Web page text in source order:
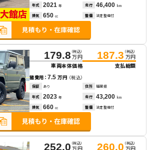
年式 2021 年 走行 46,400 km
排気 650 cc 整備 法定整備付
179.8 （税込）
万円
車両本体価格
187.3 （税込）
万円
支払総額
諸費用：7.5万円 （税込）
保証 あり 住所 福岡県
年式 2023 年 走行 43,200 km
排気 660 cc 整備 法定整備付
252.0 （税込）
万円
260.0 （税込）
万円